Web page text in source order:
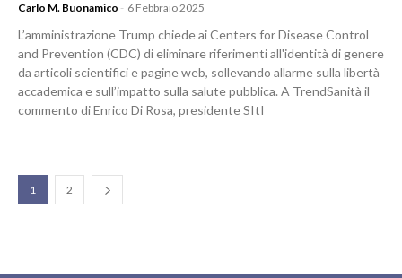
Carlo M. Buonamico - 6 Febbraio 2025
L’amministrazione Trump chiede ai Centers for Disease Control
and Prevention (CDC) di eliminare riferimenti all'identità di genere
da articoli scientifici e pagine web, sollevando allarme sulla libertà
accademica e sull’impatto sulla salute pubblica. A TrendSanità il
commento di Enrico Di Rosa, presidente SItI
1 2